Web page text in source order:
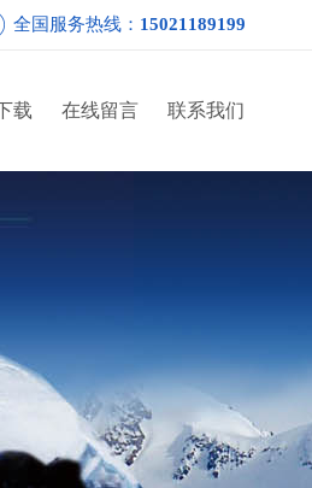
全国服务热线： 15021189199
载 在线留言 联系我们